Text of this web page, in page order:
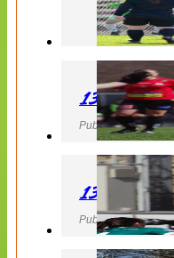
130427 LB
Publicerad 27 April
130427 IF
Publicerad 27 April